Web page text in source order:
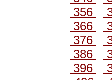
356
366
376
386
396